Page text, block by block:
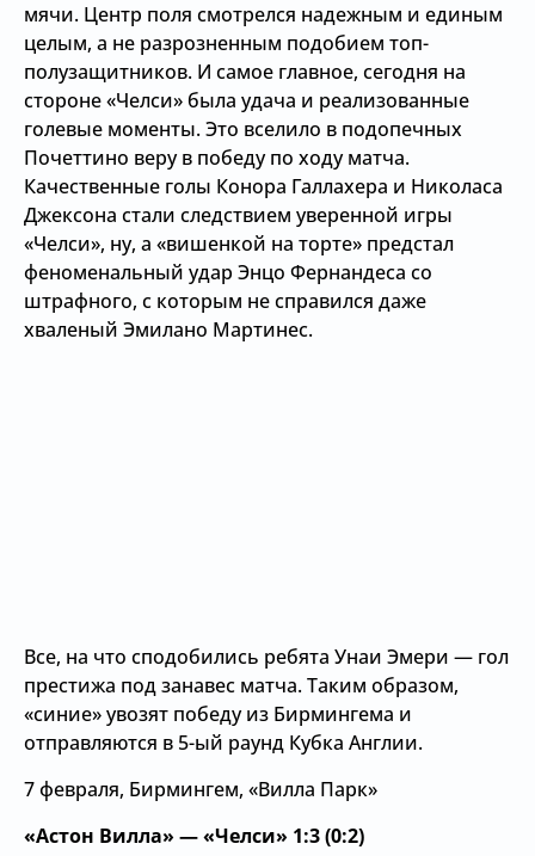
мячи. Центр поля смотрелся надежным и единым
целым, а не разрозненным подобием топ-
полузащитников. И самое главное, сегодня на
стороне «Челси» была удача и реализованные
голевые моменты. Это вселило в подопечных
Почеттино веру в победу по ходу матча.
Качественные голы Конора Галлахера и Николаса
Джексона стали следствием уверенной игры
«Челси», ну, а «вишенкой на торте» предстал
феноменальный удар Энцо Фернандеса со
штрафного, с которым не справился даже
хваленый Эмилано Мартинес.
Все, на что сподобились ребята Унаи Эмери — гол
престижа под занавес матча. Таким образом,
«синие» увозят победу из Бирмингема и
отправляются в 5-ый раунд Кубка Англии.
7 февраля, Бирмингем, «Вилла Парк»
«Астон Вилла» — «Челси» 1:3 (0:2)